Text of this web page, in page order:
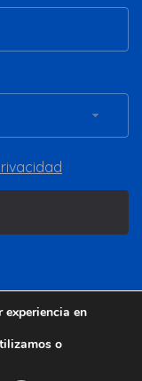
en
o